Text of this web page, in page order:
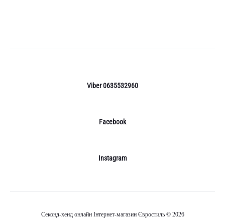
Viber 0635532960
Facebook
Instagram
Секонд-хенд онлайн Інтернет-магазин Євростиль © 2026